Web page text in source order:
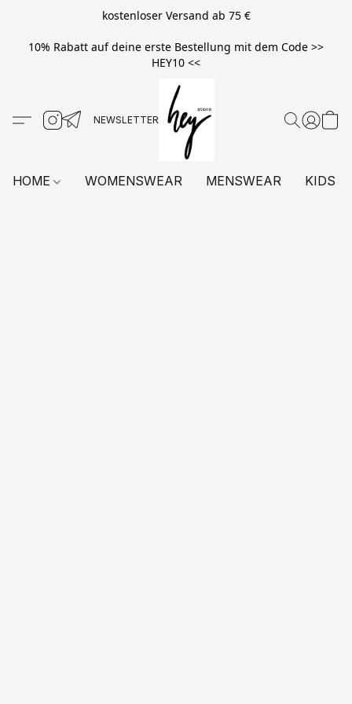
kostenloser Versand ab 75 €
10% Rabatt auf deine erste Bestellung mit dem Code >>
HEY10 <<
HOME WOMENSWEAR MENSWEAR KIDS